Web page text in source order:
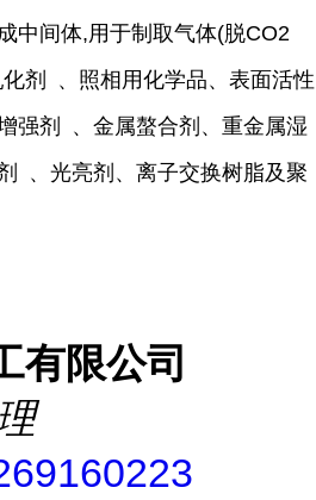
中间体,用于制取气体(脱CO2
剂
、照相用化学品、表面活性
强剂
、金属螯合剂、重金属湿
、光亮剂、离子交换树脂及聚
有限公司